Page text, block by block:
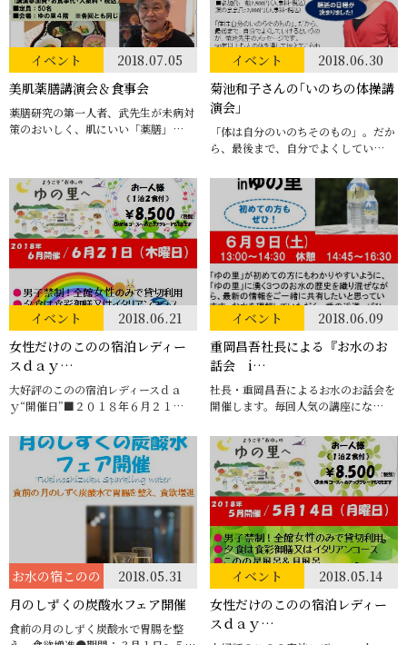
イベント
2018.07.05
美肌薬膳講演会＆食事会
薬膳研究の第一人者、武先生が未病対
策のおいしく、肌にいい「薬膳」…
イベント
2018.06.30
菊池和子さんの｢いのちの体操講
演会」
「体は自分のいのちそのもの」。だか
ら、最後まで、自分でよくしてい…
イベント
2018.06.21
女性だけのこのの宿泊レディー
スｄａｙ…
大好評のこのの宿泊レディースｄａ
ｙ“開催日”■２０１８年６月２１…
イベント
2018.06.09
重岡昌吾社長による『お水のお
話会 i…
社長・重岡昌吾によるお水のお話会を
開催します。毎回人気の講座にな…
お水の宿このの
2018.05.31
月のしずくの炭酸水フェア開催
食前の月のしずく炭酸水で胃腸を整
イベント
2018.05.14
女性だけのこのの宿泊レディー
スｄａｙ…